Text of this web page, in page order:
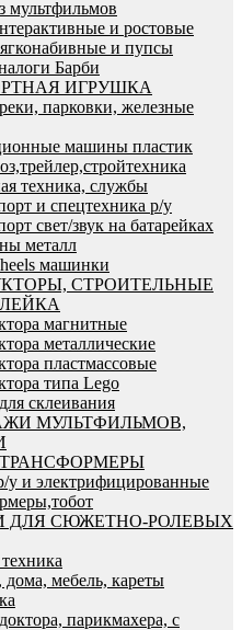
мультфильмов
и ростовые
и пупсы
Барби
ИГРУШКА
парковки, железные
машины пластик
техника, службы
и спецтехника р/у
свет/звук на батарейках
металл
машинки
СТРОИТЕЛЬНЫЕ
магнитные
металлические
пластмассовые
типа Lego
склеивания
МУЛЬТФИЛЬМОВ,
ТРАНСФОРМЕРЫ
у и электрифицированные
ДЛЯ СЮЖЕТНО-РОЛЕВЫХ
дома, мебель, кареты
парикмахера, с